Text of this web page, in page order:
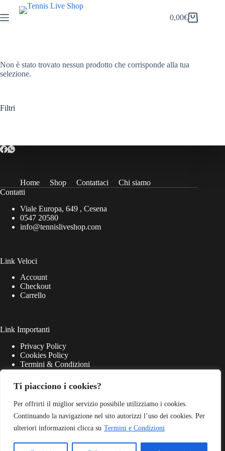
Ti piacciono i cookies?
Per offrirti il miglior servizio possibile utilizziamo i cookies.
Continuando la navigazione nel sito autorizzi l’uso dei cookies. Per
ulteriori informazioni clicca su Termini e Condizioni
al
contenuto
Carrello
0,00€
Non è stato trovato nessun prodotto che corrisponde alla tua
selezione.
Filtri
Home Shop Contattaci
Chi siamo
Contatti
Viale Europa, 649 , Cesena
0547 20580
info@tennisliveshop.com
Link Veloci
Account
Checkout
Carrello
Link Importanti
Privacy Policy
Cookies Policy
Termini & Condizioni